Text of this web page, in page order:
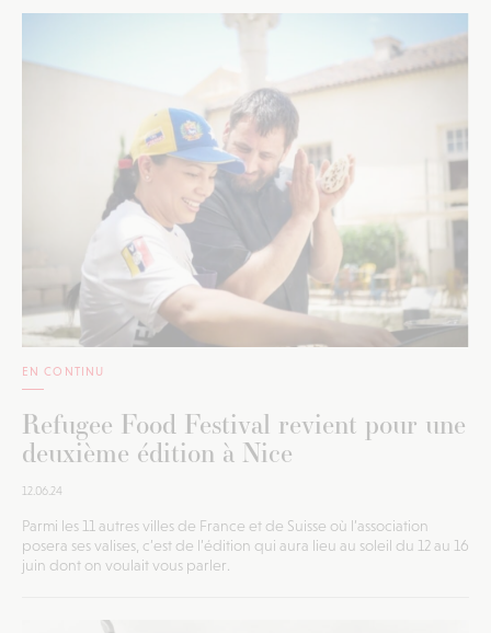
EN CONTINU
Refugee Food Festival revient pour une
deuxième édition à Nice
12.06.24
Parmi les 11 autres villes de France et de Suisse où l’association
posera ses valises, c’est de l’édition qui aura lieu au soleil du 12 au 16
juin dont on voulait vous parler.